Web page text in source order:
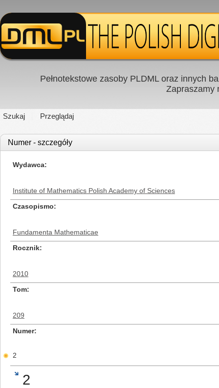
Pełnotekstowe zasoby PLDML oraz innych
Zapraszamy
Szukaj Przeglądaj
Numer - szczegóły
Wydawca
Institute of Mathematics Polish Academy of Sciences
Czasopismo
Fundamenta Mathematicae
Rocznik
2010
Tom
209
Numer
2
2